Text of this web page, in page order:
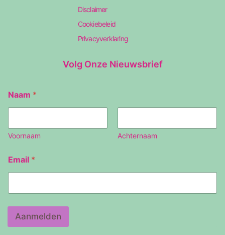
Disclaimer
Cookiebeleid
Privacyverklaring
Volg Onze Nieuwsbrief
Naam *
Voornaam Achternaam
a
a
E
a
l
Email *
Aanmelden